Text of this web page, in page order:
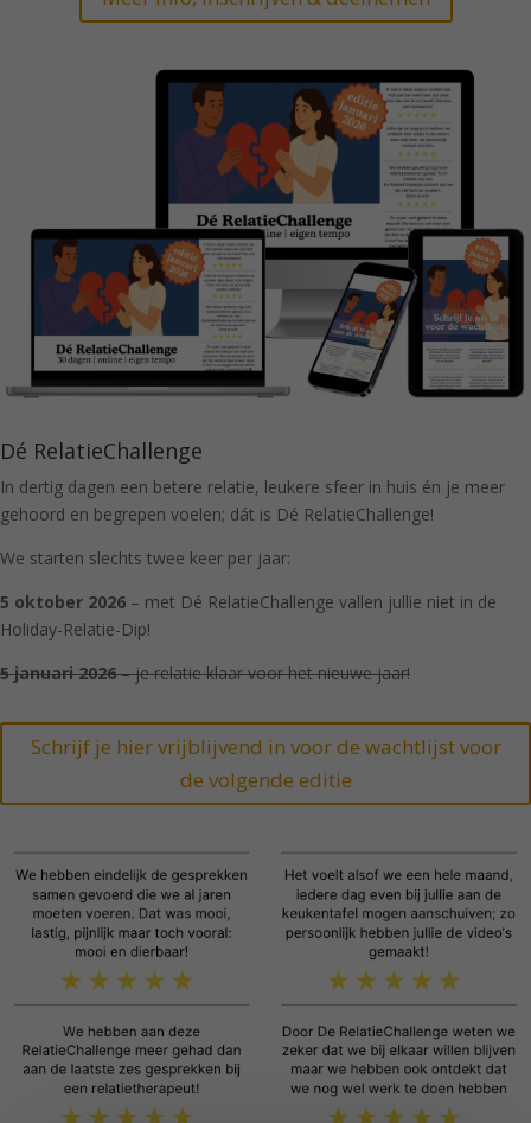
Dé RelatieChallenge
In dertig dagen een betere relatie, leukere sfeer in huis én je meer
gehoord en begrepen voelen; dát is Dé RelatieChallenge!
We starten slechts twee keer per jaar:
5 oktober 2026 – met Dé RelatieChallenge vallen jullie niet in de
Holiday-Relatie-Dip!
5 januari 2026– je relatie klaar voor het nieuwe jaar!
Schrijf je hier vrijblijvend in voor de wachtlijst voor
de volgende editie